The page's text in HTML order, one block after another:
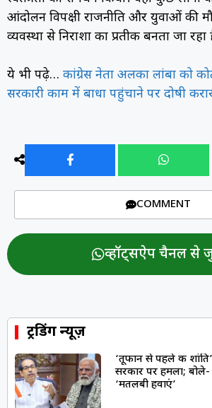
आंदोलन विपक्षी राजनीति और युवाओं की
व्यवस्था से निराशा का प्रतीक बनता जा रहा
ये भी पढ़े… कांग्रेस नेता अलका लांबा को
सरकारी काम में बाधा पहुंचाने पर दोषी
COMMENT
व्हॉट्सऐप चैनल से
ट्रेंडिंग न्यूज़
‘तूफान से पहले की
सरकार पर हमला;
‘मतलबी हवाएं’